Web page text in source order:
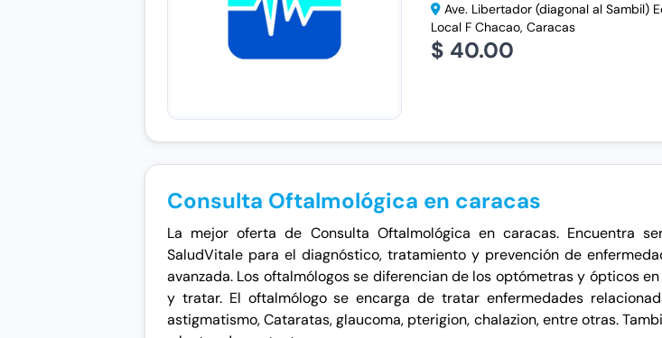
Ave. Libertador (diagonal al Sambil)
Local F Chacao, Caracas
$ 40.00
Consulta Oftalmológica en caracas
La mejor oferta de Consulta Oftalmológica en caracas. Encuentra
SaludVitale para el diagnóstico, tratamiento y prevención de
avanzada. Los oftalmólogos se diferencian de los optómetras y ópticos
y tratar. El oftalmólogo se encarga de tratar enfermedades
astigmatismo, Cataratas, glaucoma, pterigion, chalazion, entre otras.